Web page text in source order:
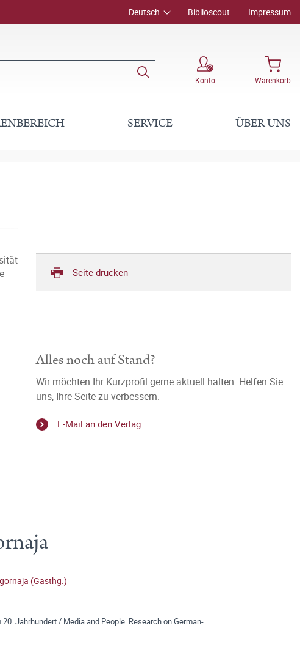
Deutsch Biblioscout Impressum
Konto Warenkorb
SERVICE ÜBER UNS
Seite drucken
Alles noch auf Stand?
Wir möchten Ihr Kurzprofil gerne aktuell halten. Helfen Sie
uns, Ihre Seite zu verbessern.
E-Mail an den Verlag
(Gasthg.)
Jahrhundert / Media and People. Research on German-